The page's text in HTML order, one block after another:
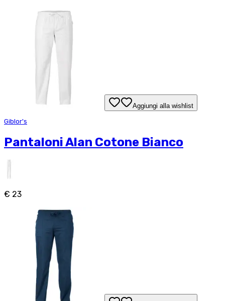
Aggiungi alla wishlist
Giblor's
Pantaloni Alan Cotone Bianco
€ 23